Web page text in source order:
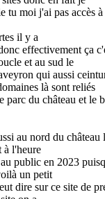
tu moi j'ai pas accès
il y a
effectivement ça
et au sud le
qui aussi
là sont reliés
parc du château et le
au nord du château
à l'heure
public en 2023
un petit
dire sur ce site de